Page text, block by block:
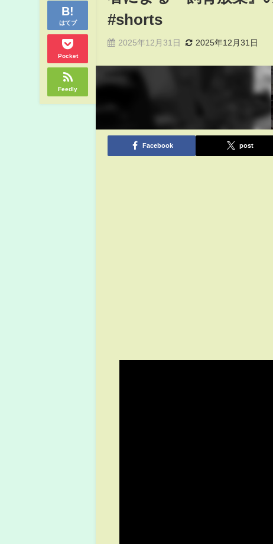
はてブ
Pocket
Feedly
#shorts
2025年12月31日 2025年12月31日
Facebook post